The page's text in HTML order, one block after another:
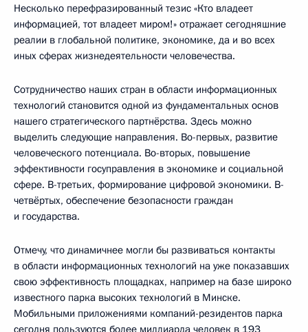
Несколько перефразированный тезис «Кто владеет
информацией, тот владеет миром!» отражает сегодняшние
реалии в глобальной политике, экономике, да и во всех
иных сферах жизнедеятельности человечества.
Сотрудничество наших стран в области информационных
технологий становится одной из фундаментальных основ
нашего стратегического партнёрства. Здесь можно
выделить следующие направления. Во-первых, развитие
человеческого потенциала. Во-вторых, повышение
эффективности госуправления в экономике и социальной
сфере. В-третьих, формирование цифровой экономики. В-
четвёртых, обеспечение безопасности граждан
и государства.
Отмечу, что динамичнее могли бы развиваться контакты
в области информационных технологий на уже показавших
свою эффективность площадках, например на базе широко
известного парка высоких технологий в Минске.
Мобильными приложениями компаний-резидентов парка
сегодня пользуются более миллиарда человек в 193